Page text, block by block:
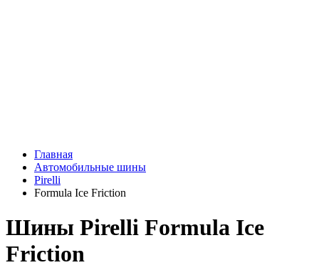
Главная
Автомобильные шины
Pirelli
Formula Ice Friction
Шины Pirelli Formula Ice
Friction